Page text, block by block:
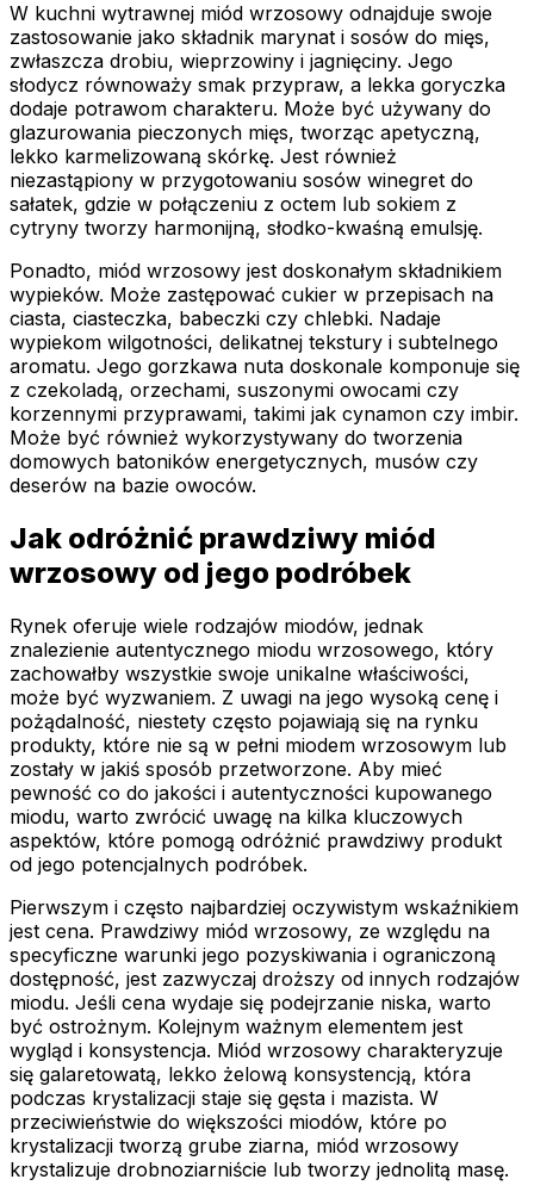
W kuchni wytrawnej miód wrzosowy odnajduje swoje
zastosowanie jako składnik marynat i sosów do mięs,
zwłaszcza drobiu, wieprzowiny i jagnięciny. Jego
słodycz równoważy smak przypraw, a lekka goryczka
dodaje potrawom charakteru. Może być używany do
glazurowania pieczonych mięs, tworząc apetyczną,
lekko karmelizowaną skórkę. Jest również
niezastąpiony w przygotowaniu sosów winegret do
sałatek, gdzie w połączeniu z octem lub sokiem z
cytryny tworzy harmonijną, słodko-kwaśną emulsję.
Ponadto, miód wrzosowy jest doskonałym składnikiem
wypieków. Może zastępować cukier w przepisach na
ciasta, ciasteczka, babeczki czy chlebki. Nadaje
wypiekom wilgotności, delikatnej tekstury i subtelnego
aromatu. Jego gorzkawa nuta doskonale komponuje się
z czekoladą, orzechami, suszonymi owocami czy
korzennymi przyprawami, takimi jak cynamon czy imbir.
Może być również wykorzystywany do tworzenia
domowych batoników energetycznych, musów czy
deserów na bazie owoców.
Jak odróżnić prawdziwy miód
wrzosowy od jego podróbek
Rynek oferuje wiele rodzajów miodów, jednak
znalezienie autentycznego miodu wrzosowego, który
zachowałby wszystkie swoje unikalne właściwości,
może być wyzwaniem. Z uwagi na jego wysoką cenę i
pożądalność, niestety często pojawiają się na rynku
produkty, które nie są w pełni miodem wrzosowym lub
zostały w jakiś sposób przetworzone. Aby mieć
pewność co do jakości i autentyczności kupowanego
miodu, warto zwrócić uwagę na kilka kluczowych
aspektów, które pomogą odróżnić prawdziwy produkt
od jego potencjalnych podróbek.
Pierwszym i często najbardziej oczywistym wskaźnikiem
jest cena. Prawdziwy miód wrzosowy, ze względu na
specyficzne warunki jego pozyskiwania i ograniczoną
dostępność, jest zazwyczaj droższy od innych rodzajów
miodu. Jeśli cena wydaje się podejrzanie niska, warto
być ostrożnym. Kolejnym ważnym elementem jest
wygląd i konsystencja. Miód wrzosowy charakteryzuje
się galaretowatą, lekko żelową konsystencją, która
podczas krystalizacji staje się gęsta i mazista. W
przeciwieństwie do większości miodów, które po
krystalizacji tworzą grube ziarna, miód wrzosowy
krystalizuje drobnoziarniście lub tworzy jednolitą masę.